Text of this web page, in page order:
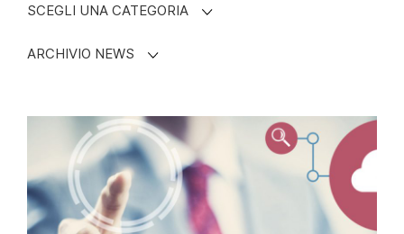
SCEGLI UNA CATEGORIA
ARCHIVIO NEWS